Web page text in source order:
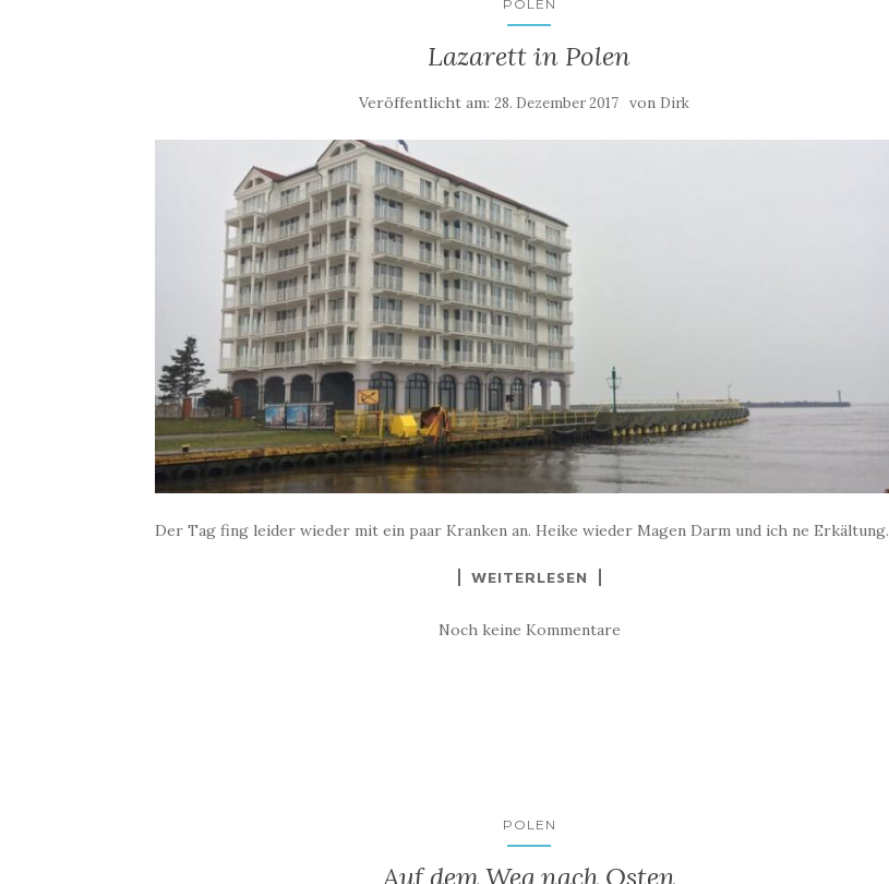
POLEN
Lazarett in Polen
Veröffentlicht am: 28. Dezember 2017 von Dirk
Der Tag fing leider wieder mit ein paar Kranken an. Heike wieder Magen Darm und ich ne Erkältung.
WEITERLESEN
Noch keine Kommentare
POLEN
Auf dem Weg nach Osten